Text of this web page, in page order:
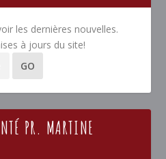
les dernières nouvelles.
à jours du site!
PR. MARTINE